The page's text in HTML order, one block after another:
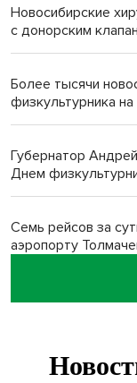
Новосибирские
с донорским
Более тысячи
физкультурника
Губернатор
Днем
Семь рейсов за
аэропорту